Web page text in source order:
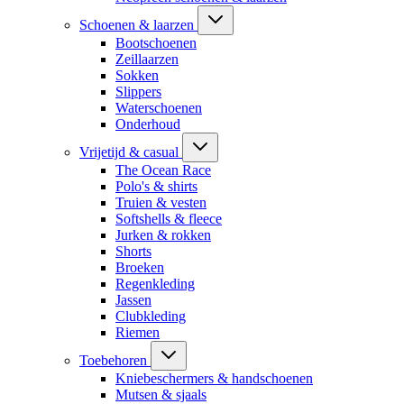
Schoenen & laarzen
Bootschoenen
Zeillaarzen
Sokken
Slippers
Waterschoenen
Onderhoud
Vrijetijd & casual
The Ocean Race
Polo's & shirts
Truien & vesten
Softshells & fleece
Jurken & rokken
Shorts
Broeken
Regenkleding
Jassen
Clubkleding
Riemen
Toebehoren
Kniebeschermers & handschoenen
Mutsen & sjaals